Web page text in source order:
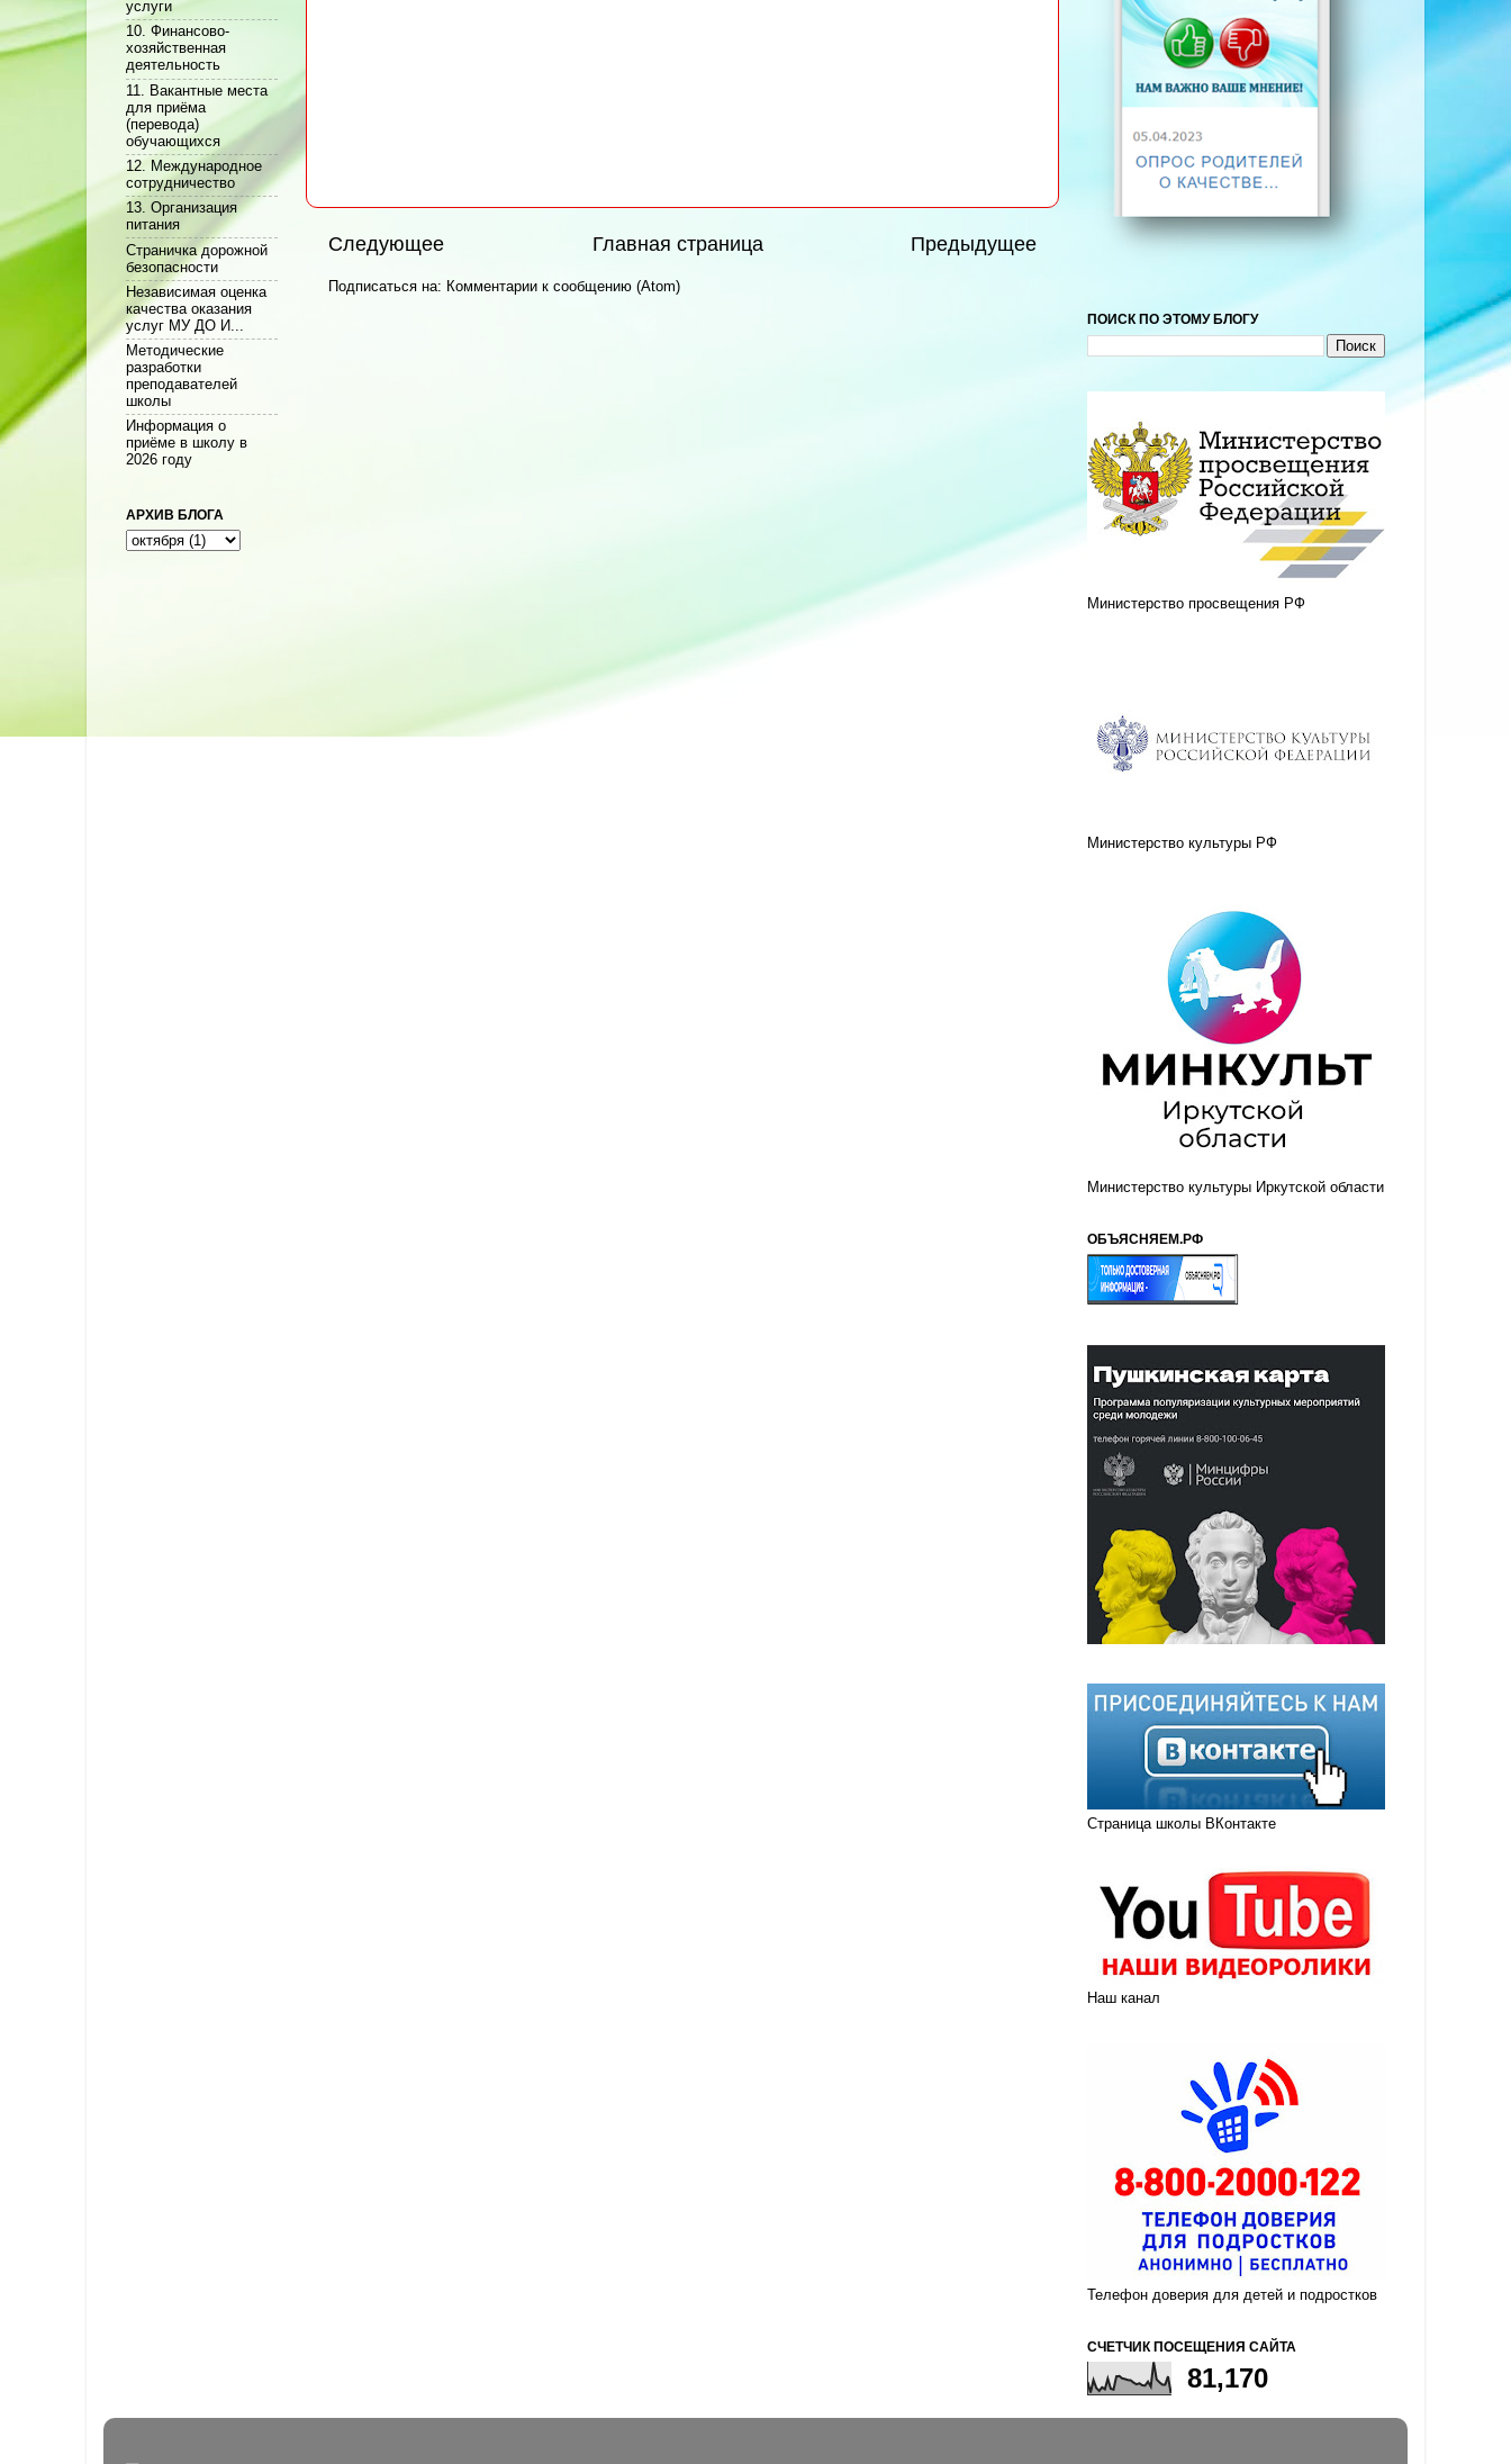
Следующее Предыдущее
Главная страница
Подписаться на: Комментарии к сообщению (Atom)
услуги
10. Финансово-
хозяйственная
деятельность
11. Вакантные места
для приёма
(перевода)
обучающихся
12. Международное
сотрудничество
13. Организация
питания
Cтраничка дорожной
безопасности
Независимая оценка
качества оказания
услуг МУ ДО И...
Методические
разработки
преподавателей
школы
Информация о
приёме в школу в
2026 году
АРХИВ БЛОГА
ПОИСК ПО ЭТОМУ БЛОГУ
Министерство просвещения РФ
Министерство культуры РФ
Министерство культуры Иркутской области
ОБЪЯСНЯЕМ.РФ
Страница школы ВКонтакте
Наш канал
Телефон доверия для детей и подростков
СЧЕТЧИК ПОСЕЩЕНИЯ САЙТА
81,170